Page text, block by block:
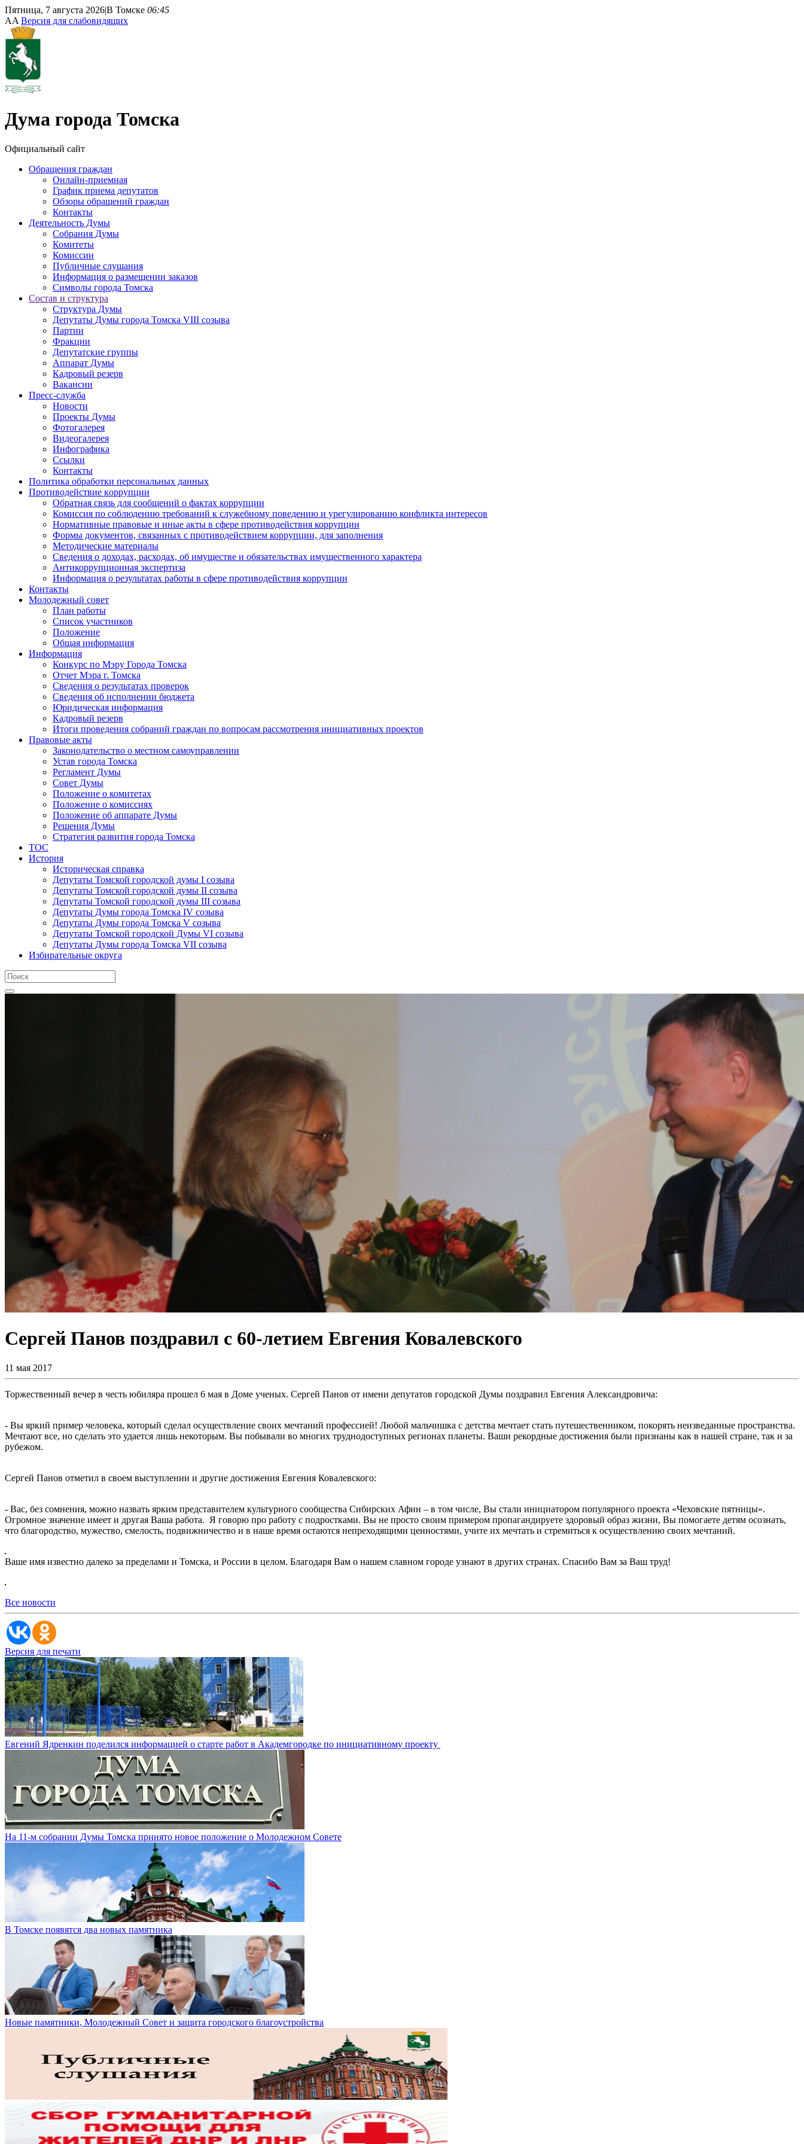
Пятница, 7 августа 2026|В Томске 06:45
AA Версия для слабовидящих
Дума города Томска
Официальный сайт
Обращения граждан
Онлайн-приемная
График приема депутатов
Обзоры обращений граждан
Контакты
Деятельность Думы
Собрания Думы
Комитеты
Комиссии
Публичные слушания
Информация о размещении заказов
Символы города Томска
Состав и структура
Структура Думы
Депутаты Думы города Томска VIII созыва
Партии
Фракции
Депутатские группы
Аппарат Думы
Кадровый резерв
Вакансии
Пресс-служба
Новости
Проекты Думы
Фотогалерея
Видеогалерея
Инфографика
Ссылки
Контакты
Политика обработки персональных данных
Прoтивoдeйствие кoрpупции
Обратная связь для сообщений о фактах коррупции
Комиссия по соблюдению требований к служебному поведению и урегулированию конфликта интересов
Нормативные правовые и иные акты в сфере противодействия коррупции
Формы документов, связанных с противодействием коррупции, для заполнения
Методические материалы
Сведения о доходах, расходах, об имуществе и обязательствах имущественного характера
Антикоррупционная экспертиза
Информация о результатах работы в сфере противодействия коррупции
Контакты
Молодежный совет
План работы
Список участников
Положение
Общая информация
Информация
Конкурс по Мэру Города Томска
Отчет Мэра г. Томска
Сведения о результатах проверок
Сведения об исполнении бюджета
Юридическая информация
Кадровый резерв
Итоги проведения собраний граждан по вопросам рассмотрения инициативных проектов
Правовые акты
Законодательство о местном самоуправлении
Устав города Томска
Регламент Думы
Совет Думы
Положение о комитетах
Положение о комиссиях
Положение об аппарате Думы
Решения Думы
Стратегия развития города Томска
ТОС
История
Историческая справка
Депутаты Томской городской думы I созыва
Депутаты Томской городской думы II созыва
Депутаты Томской городской думы III созыва
Депутаты Думы города Томска IV созыва
Депутаты Думы города Томска V созыва
Депутаты Томской городской Думы VI созыва
Депутаты Думы города Томска VII созыва
Избирательные округа
Сергей Панов поздравил с 60-летием Евгения Ковалевского
11 мая 2017
Торжественный вечер в честь юбиляра прошел 6 мая в Доме ученых. Сергей Панов от имени депутатов городской Думы поздравил Евгения Александровича:
- Вы яркий пример человека, который сделал осуществление своих мечтаний профессией! Любой мальчишка с детства мечтает стать путешественником, покорять неизведанные пространства.
Мечтают все, но сделать это удается лишь некоторым. Вы побывали во многих труднодоступных регионах планеты. Ваши рекордные достижения были признаны как в нашей стране, так и за
рубежом.
Сергей Панов отметил в своем выступлении и другие достижения Евгения Ковалевского:
- Вас, без сомнения, можно назвать ярким представителем культурного сообщества Сибирских Афин – в том числе, Вы стали инициатором популярного проекта «Чеховские пятницы».
Огромное значение имеет и другая Ваша работа. Я говорю про работу с подростками. Вы не просто своим примером пропагандируете здоровый образ жизни, Вы помогаете детям осознать,
что благородство, мужество, смелость, подвижничество и в наше время остаются непреходящими ценностями, учите их мечтать и стремиться к осуществлению своих мечтаний.
Ваше имя известно далеко за пределами и Томска, и России в целом. Благодаря Вам о нашем славном городе узнают в других странах. Спасибо Вам за Ваш труд!
Все новости
Версия для печати
Евгений Ядренкин поделился информацией о старте работ в Академгородке по инициативному проекту
На 11-м собрании Думы Томска принято новое положение о Молодежном Совете
В Томске появятся два новых памятника
Новые памятники, Молодежный Совет и защита городского благоустройства